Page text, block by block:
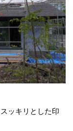
ッキリとした印